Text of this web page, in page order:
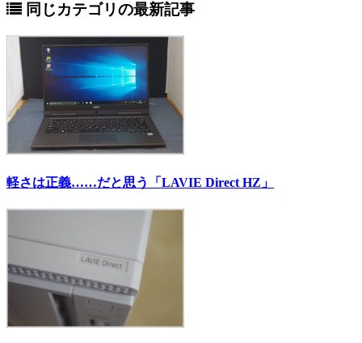
同じカテゴリの最新記事
軽さは正義……だと思う「LAVIE Direct HZ」